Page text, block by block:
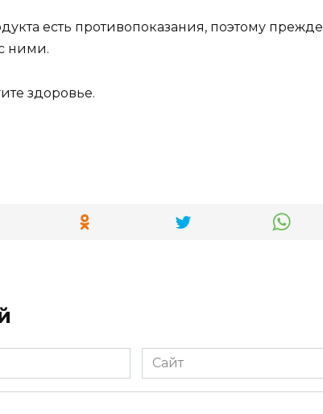
есть противопоказания, поэтому прежде
ними.
здоровье.
Сайт